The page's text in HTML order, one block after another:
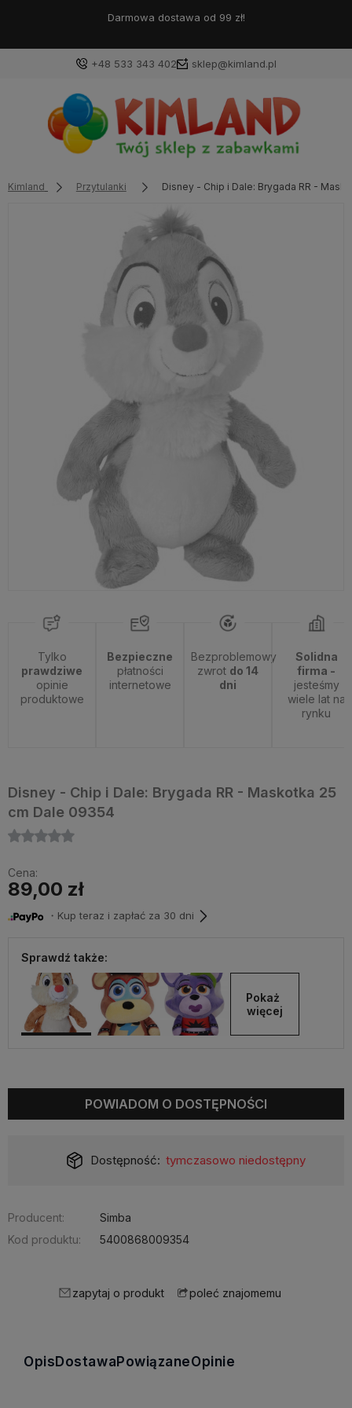
Darmowa dostawa od 99 zł!
+48 533 343 402 sklep@kimland.pl
Kimland Przytulanki Disney - Chip i Dale: Brygada RR -
Tylko
prawdziwe
opinie
produktowe
Bezpieczne
płatności
internetowe
Bezproblemowy
zwrot do 14
dni
Solidna
firma -
jesteśmy
wiele lat na
rynku
Disney - Chip i Dale: Brygada RR - Maskotka 25
cm Dale 09354
Cena:
89,00 zł
・Kup teraz i zapłać za 30 dni
Sprawdź także:
Pokaż
więcej
POWIADOM O DOSTĘPNOŚCI
Dostępność: tymczasowo niedostępny
Producent:
Simba
Kod produktu:
5400868009354
zapytaj o produkt poleć znajomemu
OpisDostawaPowiązaneOpinie